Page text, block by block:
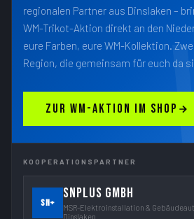
regionalen Partner aus Dinslaken –
WM-Trikot-Aktion direkt an den
eure Farben, eure WM-Kollektion.
Region, die gemeinsam für euch da
ZUR WM-AKTION IM SHOP
KOOPERATIONSPARTNER
SN+
SNPLUS GMBH
MSR-Elektroinstallation &
Dinslaken